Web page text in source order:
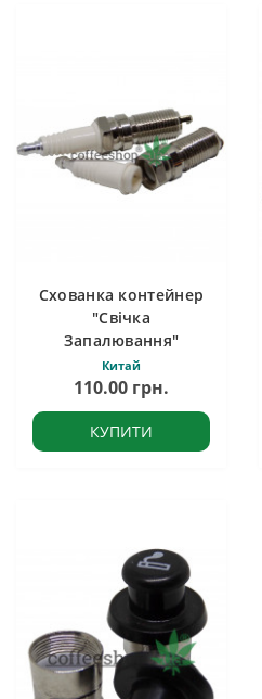
Схованка контейнер
"Свічка
Запалювання"
Китай
110.00 грн.
КУПИТИ